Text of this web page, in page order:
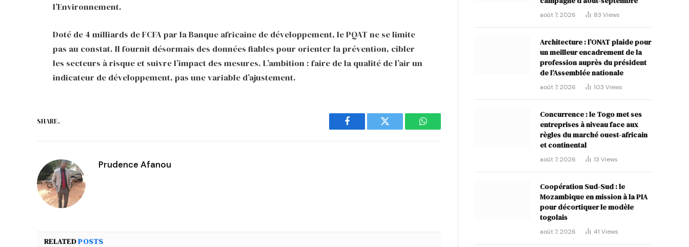
l’Environnement.
Doté de 4 milliards de FCFA par la Banque africaine de développement, le PQAT ne se limite
pas au constat. Il fournit désormais des données fiables pour orienter la prévention, cibler
les secteurs à risque et suivre l’impact des mesures. L’ambition : faire de la qualité de l’air un
indicateur de développement, pas une variable d’ajustement.
SHARE.
Facebook Twitter WhatsApp
Prudence Afanou
RELATEDPOSTS
août 7, 2026 83 Views
Architecture : l’ONAT plaide pour
un meilleur encadrement de la
profession auprès du président
de l’Assemblée nationale
août 7, 2026 103 Views
Concurrence : le Togo met ses
entreprises à niveau face aux
règles du marché ouest-africain
et continental
août 7, 2026 13 Views
Coopération Sud-Sud : le
Mozambique en mission à la PIA
pour décortiquer le modèle
togolais
août 7, 2026 41 Views